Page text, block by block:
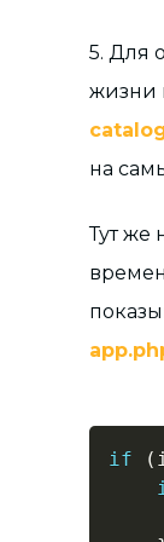
5. Для
жизни
на
Тут же
if (